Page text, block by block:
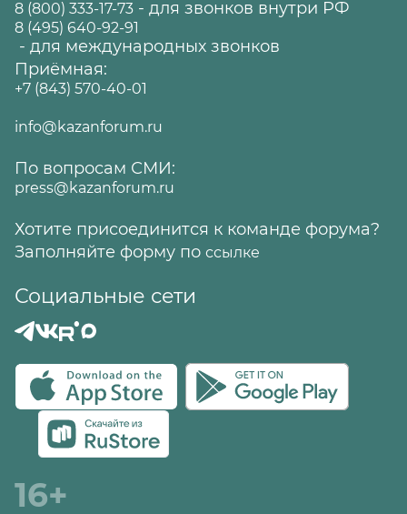
8 (800) 333-17-73 - для звонков внутри РФ
8 (495) 640-92-91
- для международных звонков
Приёмная:
+7 (843) 570-40-01
info@kazanforum.ru
По вопросам СМИ:
press@kazanforum.ru
Хотите присоединится к команде форума?
Заполняйте форму по ссылке
Социальные сети
16+